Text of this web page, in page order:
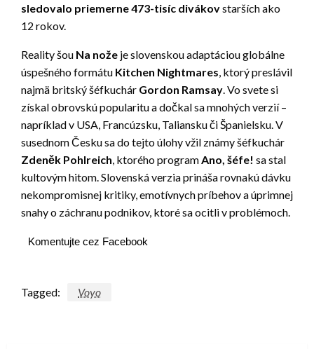
sledovalo priemerne 473-tisíc divákovstarších ako
12 rokov.
Reality šou Na nože je slovenskou adaptáciou globálne
úspešného formátu Kitchen Nightmares, ktorý preslávil
najmä britský šéfkuchár Gordon Ramsay. Vo svete si
získal obrovskú popularitu a dočkal sa mnohých verzií –
napríklad v USA, Francúzsku, Taliansku či Španielsku. V
susednom Česku sa do tejto úlohy vžil známy šéfkuchár
Zdeněk Pohlreich, ktorého programAno, šéfe! sa stal
kultovým hitom. Slovenská verzia prináša rovnakú dávku
nekompromisnej kritiky, emotívnych príbehov a úprimnej
snahy o záchranu podnikov, ktoré sa ocitli v problémoch.
Komentujte cez Facebook
Tagged: Voyo